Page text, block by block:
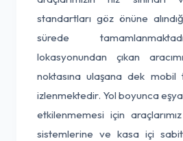
standartları göz önüne
sürede
lokasyonundan çıkan
noktasına ulaşana dek
izlenmektedir. Yol boyunca
etkilenmemesi için
sistemlerine ve kasa içi